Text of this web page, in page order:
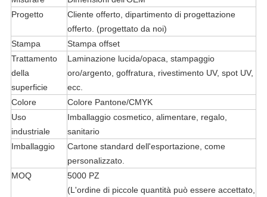
Progetto
Cliente offerto, dipartimento di progettazione
offerto. (progettato da noi)
Stampa
Stampa offset
Trattamento
della
superficie
Laminazione lucida/opaca, stampaggio
oro/argento, goffratura, rivestimento UV, spot UV,
ecc.
Colore
Colore Pantone/CMYK
Uso
industriale
Imballaggio cosmetico, alimentare, regalo,
sanitario
Imballaggio
Cartone standard dell'esportazione, come
personalizzato.
MOQ
5000 PZ
(L'ordine di piccole quantità può essere accettato,